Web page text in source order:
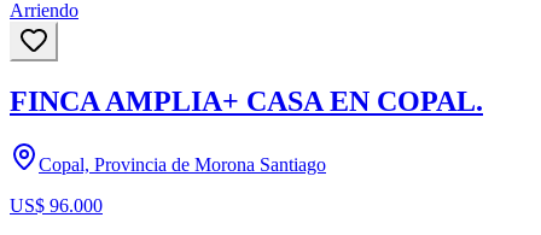
Arriendo
FINCA AMPLIA+ CASA EN COPAL.
Copal, Provincia de Morona Santiago
US$ 96.000